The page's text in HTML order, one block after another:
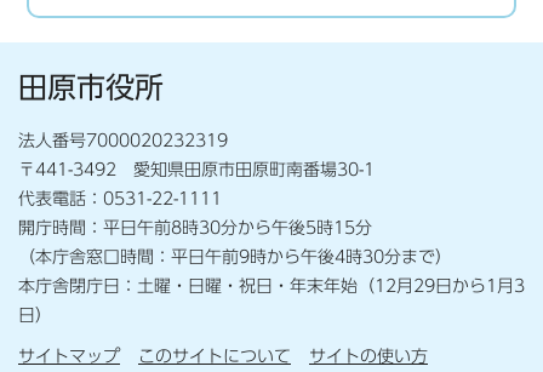
田原市役所
法人番号7000020232319
〒441-3492 愛知県田原市田原町南番場30-1
代表電話：0531-22-1111
開庁時間：平日午前8時30分から午後5時15分
（本庁舎窓口時間：平日午前9時から午後4時30分まで）
本庁舎閉庁日：土曜・日曜・祝日・年末年始（12月29日から1月3
日）
サイトマップ このサイトについて サイトの使い方